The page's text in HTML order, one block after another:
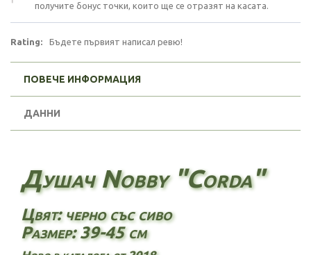
получите бонус точки, които ще се отразят на касата.
Rating: Бъдете първият написал ревю!
ПОВЕЧЕ ИНФОРМАЦИЯ
ДАННИ
Душач Nobby "Corda"
Цвят: черно със сиво
Размер: 39-45 см